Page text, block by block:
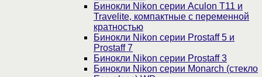
Бинокли Nikon серии Aculon T11 и
Travelite, компактные с переменной
кратностью
Бинокли Nikon серии Prostaff 5 и
Prostaff 7
Бинокли Nikon серии Prostaff 3
Бинокли Nikon серии Monarch (стекло